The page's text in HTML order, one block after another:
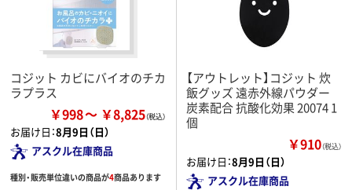
コジット カビにバイオのチカ
ラプラス
￥998 ￥8,825
お届け日：8月9日（日）
アスクル在庫商品
種別・販売単位違いの商品が4商品あります
【アウトレット】コジット 炊
飯グッズ 遠赤外線パウダー
炭素配合 抗酸化効果 20074 1
個
￥910（税込）
お届け日：8月9日（日）
アスクル在庫商品